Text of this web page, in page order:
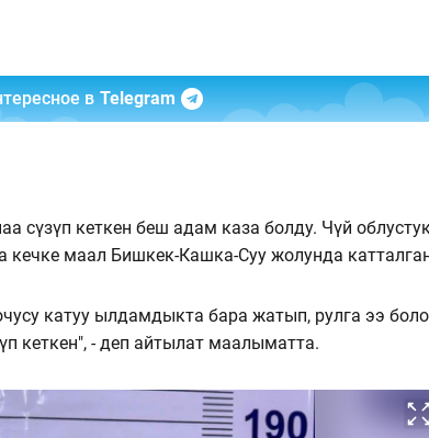
в Telegram
сүзүп кеткен беш адам каза болду. Чүй
кечке маал Бишкек-Кашка-Суу жолунда
катуу ылдамдыкта бара жатып, рулга ээ боло
кеткен", - деп айтылат маалыматта.